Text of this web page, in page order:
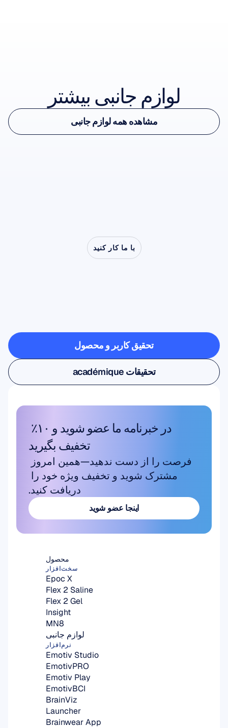
لوازم جانبی بیشتر
Insight Charging Cable
مشاهده لوازم جانبی
مشاهده همه لوازم جانبی
مشاهده همه لوازم جانبی
با ما کار کنید
چیزهاییممکناست
تحقیق کاربر و محصول
تحقیق کاربر و محصول
تحقیقات académique
تحقیقات académique
تخفیف بگیرید
دریافت کنید.
اینجا عضو شوید
محصول
سخت‌افزار
Epoc X
Flex 2 Saline
Flex 2 Gel
Insight
MN8
لوازم جانبی
نرم‌افزار
Emotiv Studio
EmotivPRO
Emotiv Play
EmotivBCI
BrainViz
Launcher
Brainwear App